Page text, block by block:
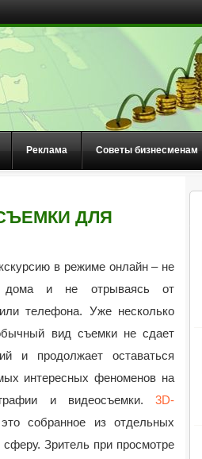
Реклама Советы бизнесменам
ДЛЯ
в режиме онлайн – не
дома и не отрываясь от
телефона. Уже несколько
вид съемки не сдает
и продолжает оставаться
интересных феноменов на
и видеосъемки.
3D-
собранное из отдельных
Зритель при просмотре